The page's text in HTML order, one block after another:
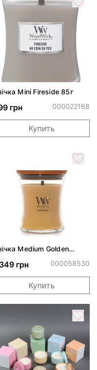
Mini Fireside 85г
грн 000022168
Купить
Medium Golden
грн 000058530
Купить